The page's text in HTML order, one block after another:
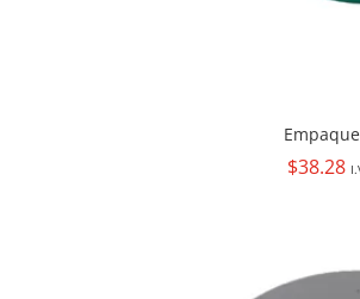
$38.28